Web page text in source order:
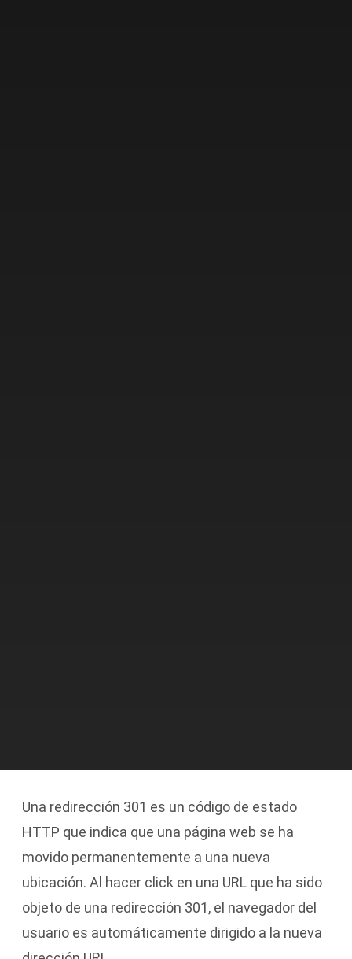
Una redirección 301 es un código de estado
HTTP que indica que una página web se ha
movido permanentemente a una nueva
ubicación. Al hacer click en una URL que ha sido
objeto de una redirección 301, el navegador del
usuario es automáticamente dirigido a la nueva